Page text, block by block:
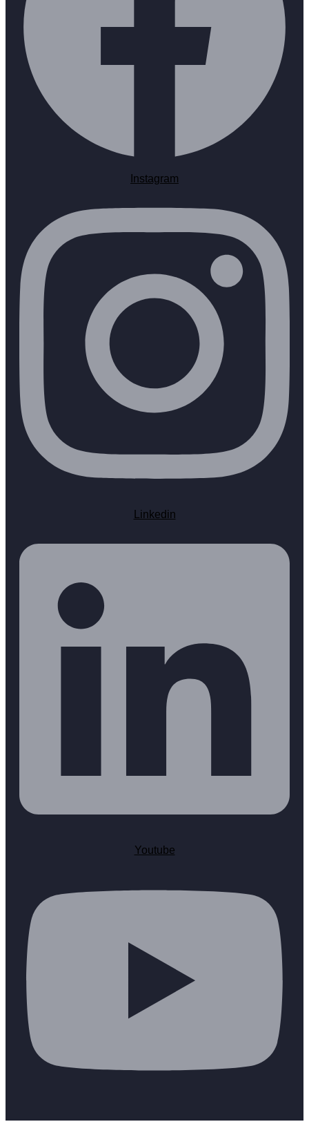
Instagram
Linkedin
Youtube